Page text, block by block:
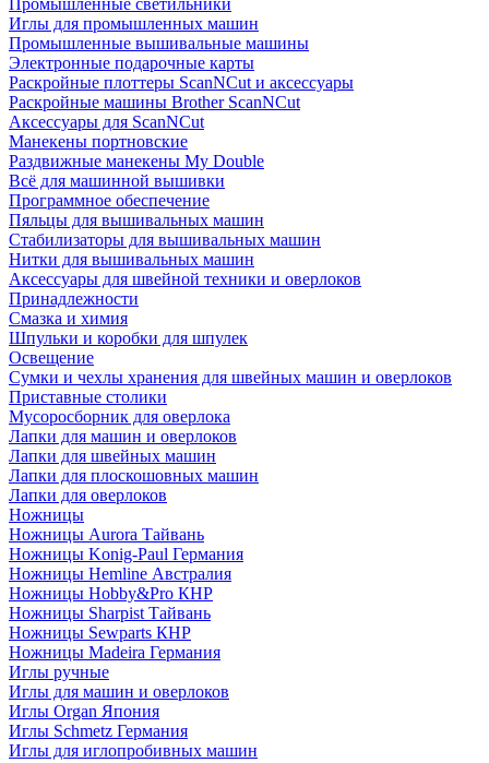
Промышленные светильники
Иглы для промышленных машин
Промышленные вышивальные машины
Электронные подарочные карты
Раскройные плоттеры ScanNCut и аксессуары
Раскройные машины Brother ScanNCut
Аксессуары для ScanNCut
Манекены портновские
Раздвижные манекены My Double
Всё для машинной вышивки
Программное обеспечение
Пяльцы для вышивальных машин
Стабилизаторы для вышивальных машин
Нитки для вышивальных машин
Аксессуары для швейной техники и оверлоков
Принадлежности
Смазка и химия
Шпульки и коробки для шпулек
Освещение
Сумки и чехлы хранения для швейных машин и оверлоков
Приставные столики
Мусоросборник для оверлока
Лапки для машин и оверлоков
Лапки для швейных машин
Лапки для плоскошовных машин
Лапки для оверлоков
Ножницы
Ножницы Aurora Тайвань
Ножницы Konig-Paul Германия
Ножницы Hemline Австралия
Ножницы Hobby&Pro КНР
Ножницы Sharpist Тайвань
Ножницы Sewparts КНР
Ножницы Madeira Германия
Иглы ручные
Иглы для машин и оверлоков
Иглы Organ Япония
Иглы Schmetz Германия
Иглы для иглопробивных машин